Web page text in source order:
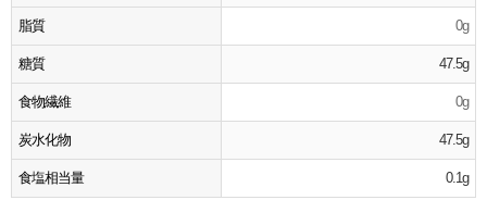
脂質 0g
糖質 47.5g
食物繊維 0g
炭水化物 47.5g
食塩相当量 0.1g